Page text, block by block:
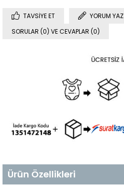
TAVSIYE ET
YORUM YAZ
SORULAR (0) VE CEVAPLAR (0)
Ürün Özellikleri